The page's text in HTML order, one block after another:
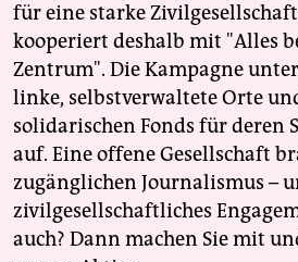
für eine starke
kooperiert deshalb mit "Alles
Zentrum". Die Kampagne
linke, selbstverwaltete Orte
solidarischen Fonds für deren
auf. Eine offene Gesellschaft
zugänglichen Journalismus –
zivilgesellschaftliches
auch? Dann machen Sie mit